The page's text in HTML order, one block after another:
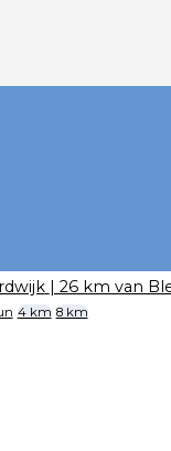
| 26 km van
4 km 8 km